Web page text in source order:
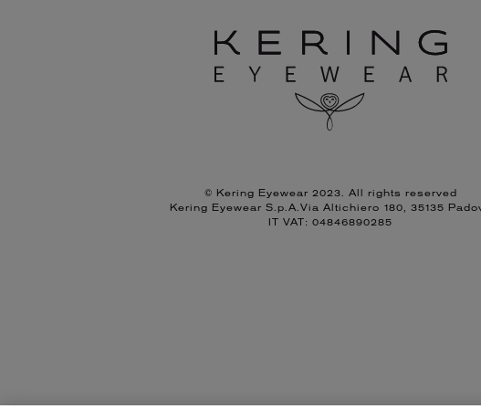
© Kering Eyewear 2023. All rights reserved
Kering Eyewear S.p.A.Via Altichiero 180, 35135
IT VAT: 04846890285